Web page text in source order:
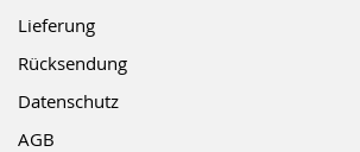
Lieferung
Rücksendung
Datenschutz
AGB